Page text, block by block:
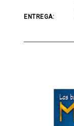
ENTREGA: